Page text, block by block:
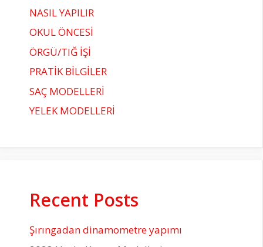
NASIL YAPILIR
OKUL ÖNCESİ
ÖRGÜ/TIĞ İŞİ
PRATİK BİLGİLER
SAÇ MODELLERİ
YELEK MODELLERİ
Recent Posts
Şırıngadan dinamometre yapımı